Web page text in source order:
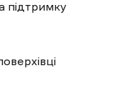
підтримку